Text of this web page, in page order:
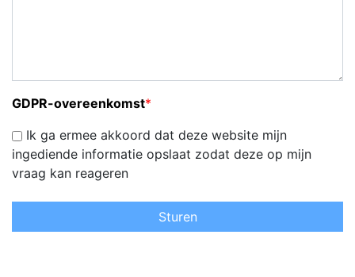
GDPR-overeenkomst*
Ik ga ermee akkoord dat deze website mijn
ingediende informatie opslaat zodat deze op mijn
vraag kan reageren
Sturen